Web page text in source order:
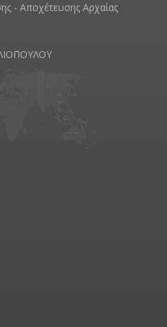
- Αποχέτευσης Αρχαίας